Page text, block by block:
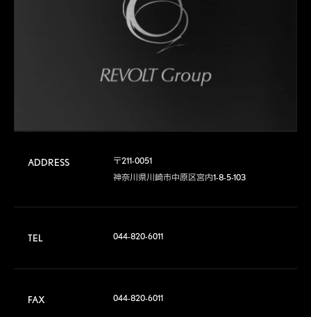
ADDRESS
〒211-0051
神奈川県川崎市中原区宮内1-8-5-103
TEL 044-820-6011
FAX 044-820-6011